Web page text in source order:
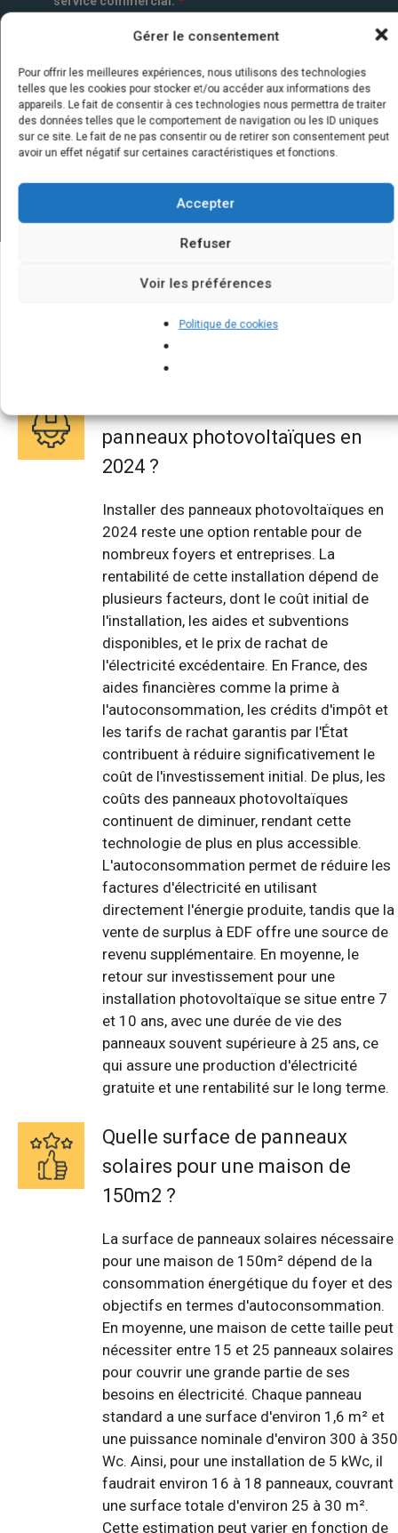
Gérer le consentement
Pour offrir les meilleures expériences, nous utilisons des technologies
telles que les cookies pour stocker et/ou accéder aux informations des
appareils. Le fait de consentir à ces technologies nous permettra de traiter
des données telles que le comportement de navigation ou les ID uniques
sur ce site. Le fait de ne pas consentir ou de retirer son consentement peut
avoir un effet négatif sur certaines caractéristiques et fonctions.
Accepter
Refuser
Voir les préférences
Politique de cookies
Quelques infos sur nos centrales
solaires : questions et réponses
panneaux photovoltaïques en
2024 ?
Installer des panneaux photovoltaïques en
2024 reste une option rentable pour de
nombreux foyers et entreprises. La
rentabilité de cette installation dépend de
plusieurs facteurs, dont le coût initial de
l'installation, les aides et subventions
disponibles, et le prix de rachat de
l'électricité excédentaire. En France, des
aides financières comme la prime à
l'autoconsommation, les crédits d'impôt et
les tarifs de rachat garantis par l'État
contribuent à réduire significativement le
coût de l'investissement initial. De plus, les
coûts des panneaux photovoltaïques
continuent de diminuer, rendant cette
technologie de plus en plus accessible.
L'autoconsommation permet de réduire les
factures d'électricité en utilisant
directement l'énergie produite, tandis que la
vente de surplus à EDF offre une source de
revenu supplémentaire. En moyenne, le
retour sur investissement pour une
installation photovoltaïque se situe entre 7
et 10 ans, avec une durée de vie des
panneaux souvent supérieure à 25 ans, ce
qui assure une production d'électricité
gratuite et une rentabilité sur le long terme.
Quelle surface de panneaux
solaires pour une maison de
150m2 ?
La surface de panneaux solaires nécessaire
pour une maison de 150m² dépend de la
consommation énergétique du foyer et des
objectifs en termes d'autoconsommation.
En moyenne, une maison de cette taille peut
nécessiter entre 15 et 25 panneaux solaires
pour couvrir une grande partie de ses
besoins en électricité. Chaque panneau
standard a une surface d'environ 1,6 m² et
une puissance nominale d'environ 300 à 350
Wc. Ainsi, pour une installation de 5 kWc, il
faudrait environ 16 à 18 panneaux, couvrant
une surface totale d'environ 25 à 30 m².
Cette estimation peut varier en fonction de